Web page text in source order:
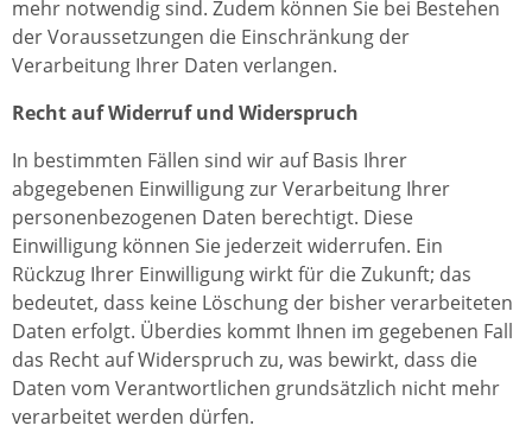
mehr notwendig sind. Zudem können Sie bei Bestehen
der Voraussetzungen die Einschränkung der
Verarbeitung Ihrer Daten verlangen.
Recht auf Widerruf und Widerspruch
In bestimmten Fällen sind wir auf Basis Ihrer
abgegebenen Einwilligung zur Verarbeitung Ihrer
personenbezogenen Daten berechtigt. Diese
Einwilligung können Sie jederzeit widerrufen. Ein
Rückzug Ihrer Einwilligung wirkt für die Zukunft; das
bedeutet, dass keine Löschung der bisher verarbeiteten
Daten erfolgt. Überdies kommt Ihnen im gegebenen Fall
das Recht auf Widerspruch zu, was bewirkt, dass die
Daten vom Verantwortlichen grundsätzlich nicht mehr
verarbeitet werden dürfen.